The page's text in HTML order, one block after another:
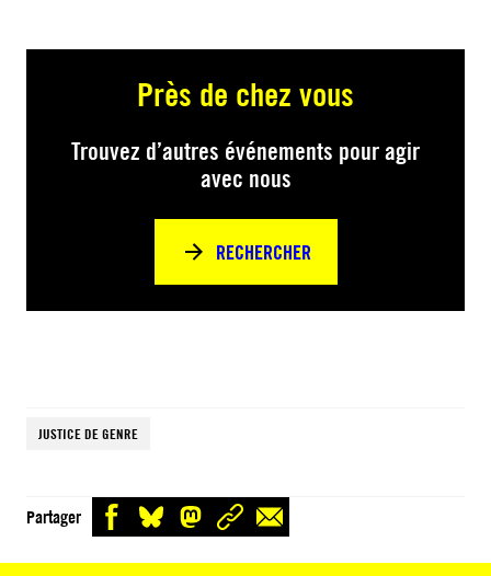
Près de chez vous
Trouvez d’autres événements pour agir
avec nous
RECHERCHER
JUSTICE DE GENRE
Partager